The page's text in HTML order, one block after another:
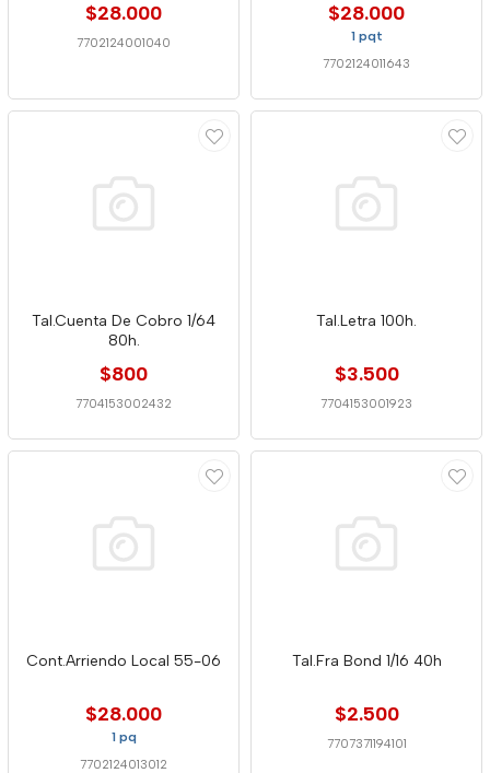
$28.000
7702124001040
$28.000
1 pqt
7702124011643
Tal.Cuenta De Cobro 1/64
80h.
$800
7704153002432
Tal.Letra 100h.
$3.500
7704153001923
Cont.Arriendo Local 55-06
$28.000
1 pq
7702124013012
Tal.Fra Bond 1/16 40h
$2.500
7707371194101